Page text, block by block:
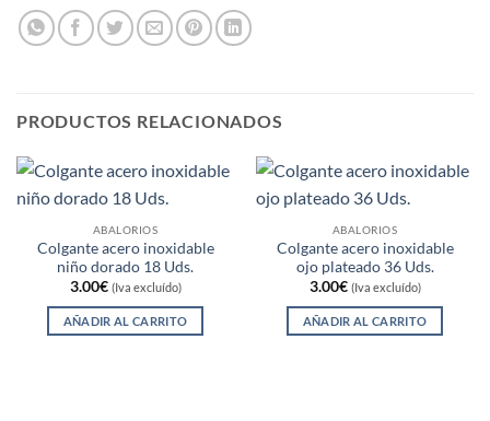
PRODUCTOS RELACIONADOS
ABALORIOS
Colgante acero inoxidable
niño dorado 18 Uds.
3.00€ (Iva excluído)
AÑADIR AL CARRITO
ABALORIOS
Colgante acero inoxidable
ojo plateado 36 Uds.
3.00€ (Iva excluído)
AÑADIR AL CARRITO